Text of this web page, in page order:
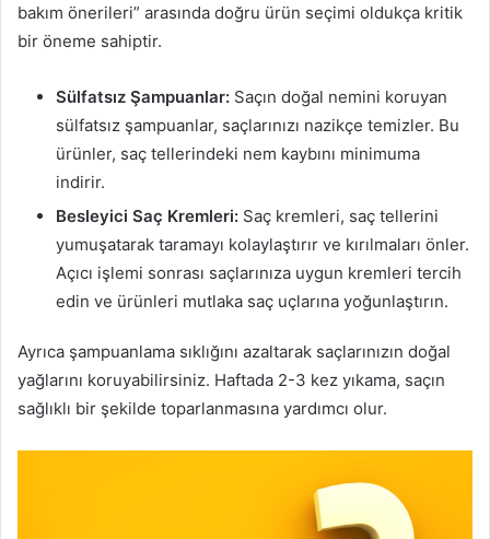
bakım önerileri” arasında doğru ürün seçimi oldukça kritik
bir öneme sahiptir.
Sülfatsız Şampuanlar: Saçın doğal nemini koruyan
sülfatsız şampuanlar, saçlarınızı nazikçe temizler. Bu
ürünler, saç tellerindeki nem kaybını minimuma
indirir.
Besleyici Saç Kremleri: Saç kremleri, saç tellerini
yumuşatarak taramayı kolaylaştırır ve kırılmaları önler.
Açıcı işlemi sonrası saçlarınıza uygun kremleri tercih
edin ve ürünleri mutlaka saç uçlarına yoğunlaştırın.
Ayrıca şampuanlama sıklığını azaltarak saçlarınızın doğal
yağlarını koruyabilirsiniz. Haftada 2-3 kez yıkama, saçın
sağlıklı bir şekilde toparlanmasına yardımcı olur.